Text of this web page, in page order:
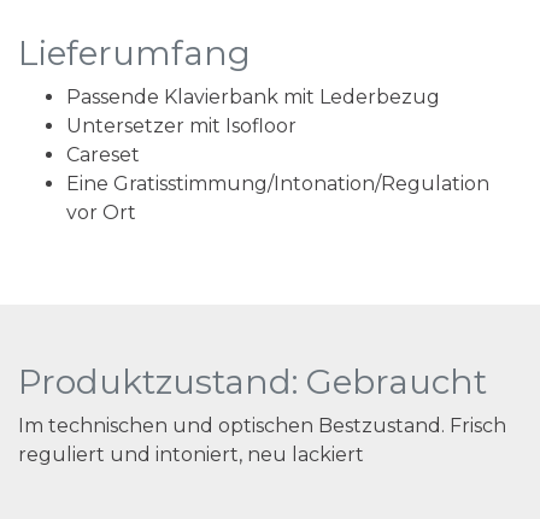
Lieferumfang
Passende Klavierbank mit Lederbezug
Untersetzer mit Isofloor
Careset
Eine Gratisstimmung/Intonation/Regulation
vor Ort
Produktzustand: Gebraucht
Im technischen und optischen Bestzustand. Frisch
reguliert und intoniert, neu lackiert